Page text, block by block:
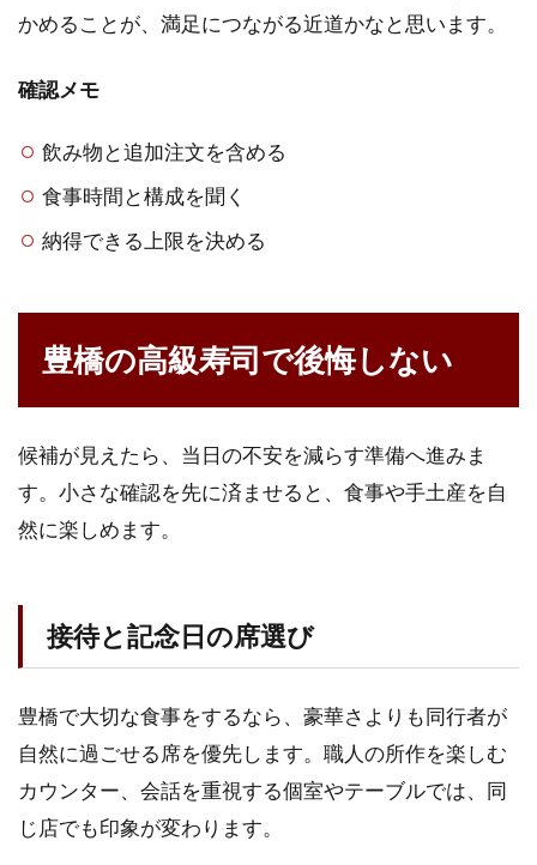
かめることが、満足につながる近道かなと思います。
確認メモ
飲み物と追加注文を含める
食事時間と構成を聞く
納得できる上限を決める
豊橋の高級寿司で後悔しない
候補が見えたら、当日の不安を減らす準備へ進みま
す。小さな確認を先に済ませると、食事や手土産を自
然に楽しめます。
接待と記念日の席選び
豊橋で大切な食事をするなら、豪華さよりも同行者が
自然に過ごせる席を優先します。職人の所作を楽しむ
カウンター、会話を重視する個室やテーブルでは、同
じ店でも印象が変わります。